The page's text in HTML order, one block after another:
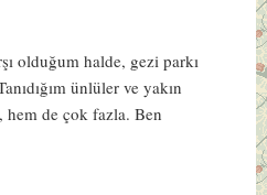
olduğum halde, gezi parkı
ünlüler ve yakın
hem de çok fazla. Ben